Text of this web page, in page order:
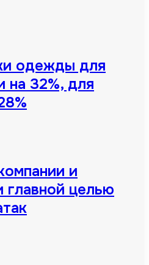
одежды для
на 32%, для
и
главной целью